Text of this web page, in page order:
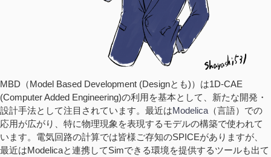
MBD（Model Based Development (Designとも)）は1D-CAE
(Computer Added Engineering)の利用を基本として、新たな開発・
設計手法として注目されています。最近はModelica （言語）での
応用が広がり、特に物理現象を表現するモデルの構築で使われて
います。電気回路の計算では皆様ご存知のSPICEがありますが、
最近はModelicaと連携してSimできる環境を提供するツールも出て